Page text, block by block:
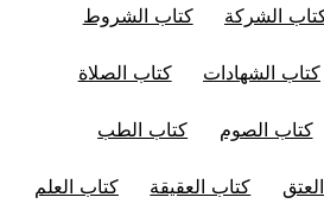
الشركة كتاب الشروط
كتاب الشهادات كتاب الصلاة
كتاب الصوم كتاب الطب
كتاب العقيقة كتاب العلم